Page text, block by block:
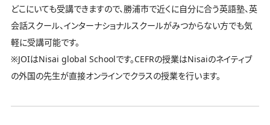
どこにいても受講できますので、勝浦市で近くに自分に合う英語塾、英
会話スクール、インターナショナルスクールがみつからない方でも気
軽に受講可能です。
※JOIはNisai global Schoolです。CEFRの授業はNisaiのネイティブ
の外国の先生が直接オンラインでクラスの授業を行います。